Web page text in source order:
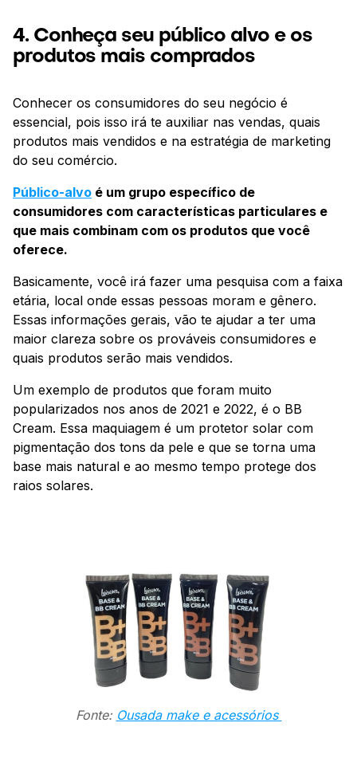
4. Conheça seu público alvo e os
produtos mais comprados
Conhecer os consumidores do seu negócio é
essencial, pois isso irá te auxiliar nas vendas, quais
produtos mais vendidos e na estratégia de marketing
do seu comércio.
Público-alvo é um grupo específico de
consumidores com características particulares e
que mais combinam com os produtos que você
oferece.
Basicamente, você irá fazer uma pesquisa com a faixa
etária, local onde essas pessoas moram e gênero.
Essas informações gerais, vão te ajudar a ter uma
maior clareza sobre os prováveis consumidores e
quais produtos serão mais vendidos.
Um exemplo de produtos que foram muito
popularizados nos anos de 2021 e 2022, é o BB
Cream. Essa maquiagem é um protetor solar com
pigmentação dos tons da pele e que se torna uma
base mais natural e ao mesmo tempo protege dos
raios solares.
Fonte: Ousada make e acessórios